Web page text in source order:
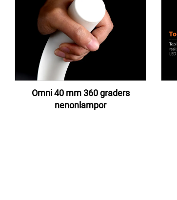
Omni 40 mm 360 graders
nenonlampor